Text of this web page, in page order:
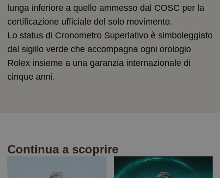
lunga inferiore a quello ammesso dal COSC per la
certificazione ufficiale del solo movimento.
Lo status di Cronometro Superlativo è simboleggiato
dal sigillo verde che accompagna ogni orologio
Rolex insieme a una garanzia internazionale di
cinque anni.
Continua a scoprire